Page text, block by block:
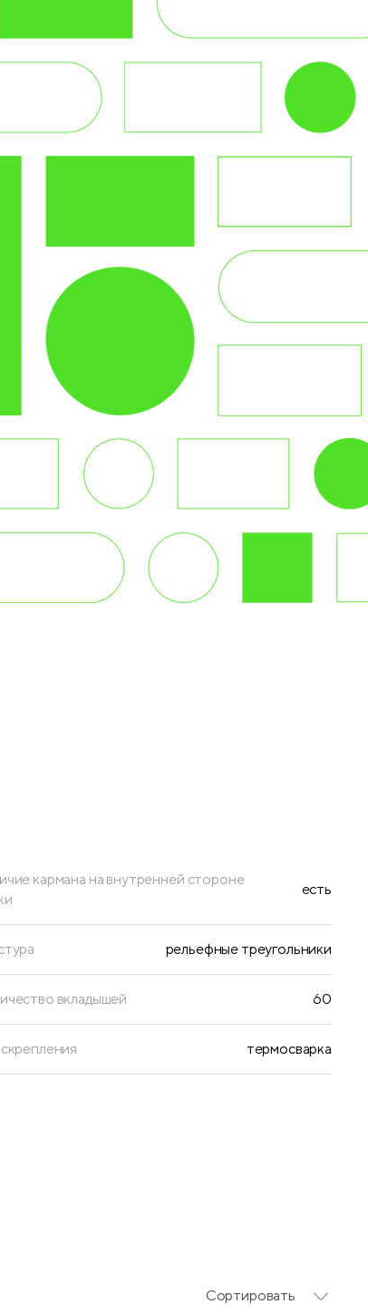
кармана на внутренней стороне
есть
рельефные треугольники
вкладышей 60
термосварка
Сортировать